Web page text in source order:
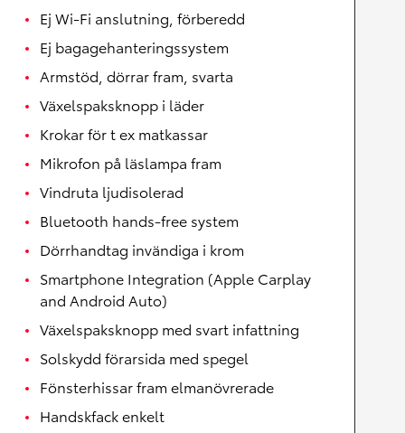
Ej Wi-Fi anslutning, förberedd
Ej bagagehanteringssystem
Armstöd, dörrar fram, svarta
Växelspaksknopp i läder
Krokar för t ex matkassar
Mikrofon på läslampa fram
Vindruta ljudisolerad
Bluetooth hands-free system
Dörrhandtag invändiga i krom
Smartphone Integration (Apple Carplay
and Android Auto)
Växelspaksknopp med svart infattning
Solskydd förarsida med spegel
Fönsterhissar fram elmanövrerade
Handskfack enkelt